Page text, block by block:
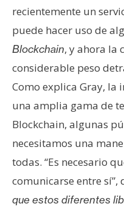
recientemente un
puede hacer uso de
Blockchain, y ahora la
considerable peso
Como explica Gray,
una amplia gama de
Blockchain, algunas
necesitamos una
todas. “Es necesario
comunicarse entre sí”,
que estos diferentes